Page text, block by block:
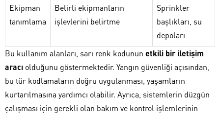
Ekipman
tanımlama
Belirli ekipmanların
işlevlerini belirtme
Sprinkler
başlıkları, su
depoları
Bu kullanım alanları, sarı renk kodunun etkili bir iletişim
aracı olduğunu göstermektedir. Yangın güvenliği açısından,
bu tür kodlamaların doğru uygulanması, yaşamların
kurtarılmasına yardımcı olabilir. Ayrıca, sistemlerin düzgün
çalışması için gerekli olan bakım ve kontrol işlemlerinin